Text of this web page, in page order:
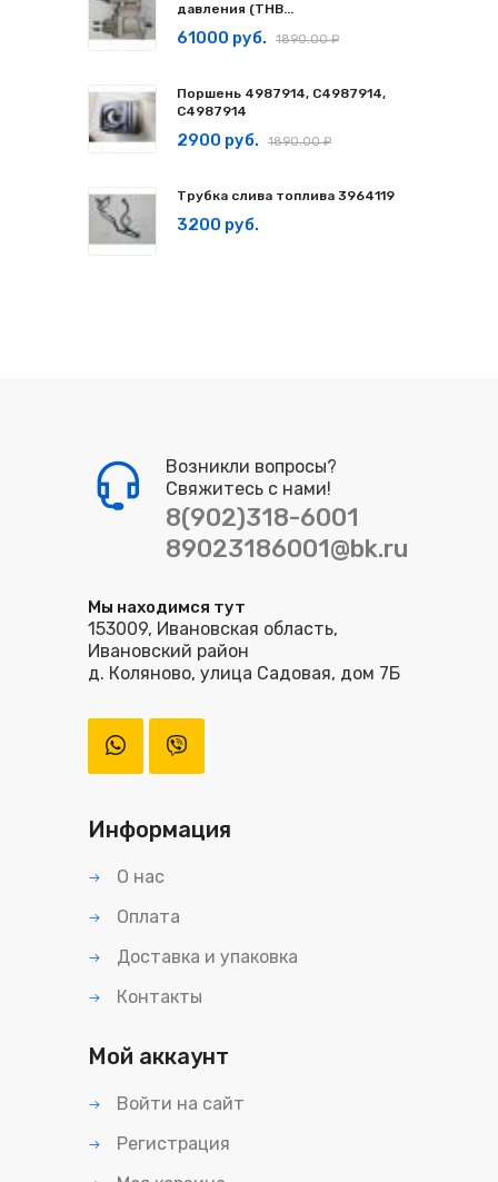
давления (ТНВ...
61000 руб. 1890.00 ₽
Поршень 4987914, C4987914,
С4987914
2900 руб. 1890.00 ₽
Трубка слива топлива 3964119
3200 руб.
Возникли вопросы?
Свяжитесь с нами!
8(902)318-6001
89023186001@bk.ru
Мы находимся тут
153009, Ивановская область,
Ивановский район
д. Коляново, улица Садовая, дом 7Б
Информация
О нас
Оплата
Доставка и упаковка
Контакты
Мой аккаунт
Войти на сайт
Регистрация